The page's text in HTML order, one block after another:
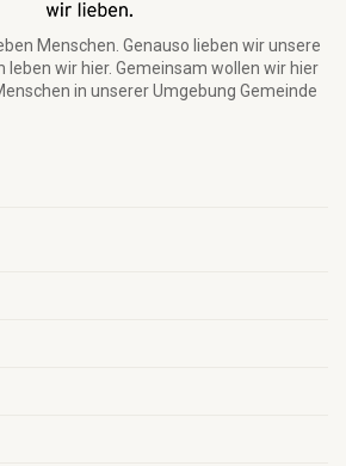
Menschen. Genauso lieben wir unsere
leben wir hier. Gemeinsam wollen wir hier
in unserer Umgebung Gemeinde